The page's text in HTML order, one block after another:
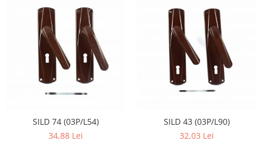
SILD 74 (03P/L54)
34,88 Lei
SILD 43 (03P/L90)
32,03 Lei